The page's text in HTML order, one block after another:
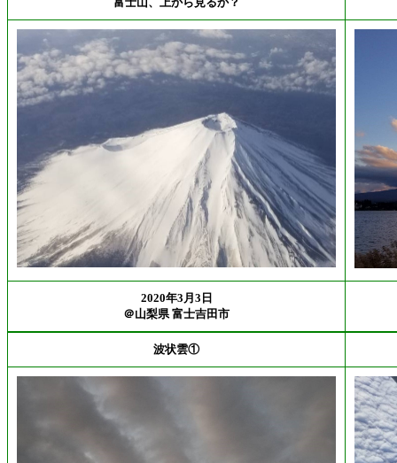
2020年3月3日
＠山梨県 富士吉田市
波状雲①